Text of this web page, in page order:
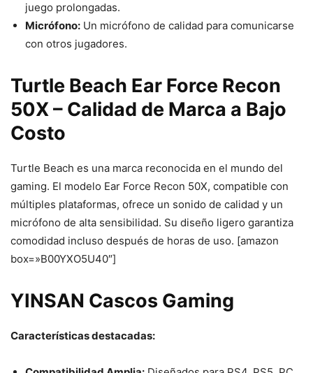
juego prolongadas.
Micrófono: Un micrófono de calidad para comunicarse
con otros jugadores.
Turtle Beach Ear Force Recon
50X – Calidad de Marca a Bajo
Costo
Turtle Beach es una marca reconocida en el mundo del
gaming. El modelo Ear Force Recon 50X, compatible con
múltiples plataformas, ofrece un sonido de calidad y un
micrófono de alta sensibilidad. Su diseño ligero garantiza
comodidad incluso después de horas de uso. [amazon
box=»B00YXO5U40″]
YINSAN Cascos Gaming
Características destacadas: